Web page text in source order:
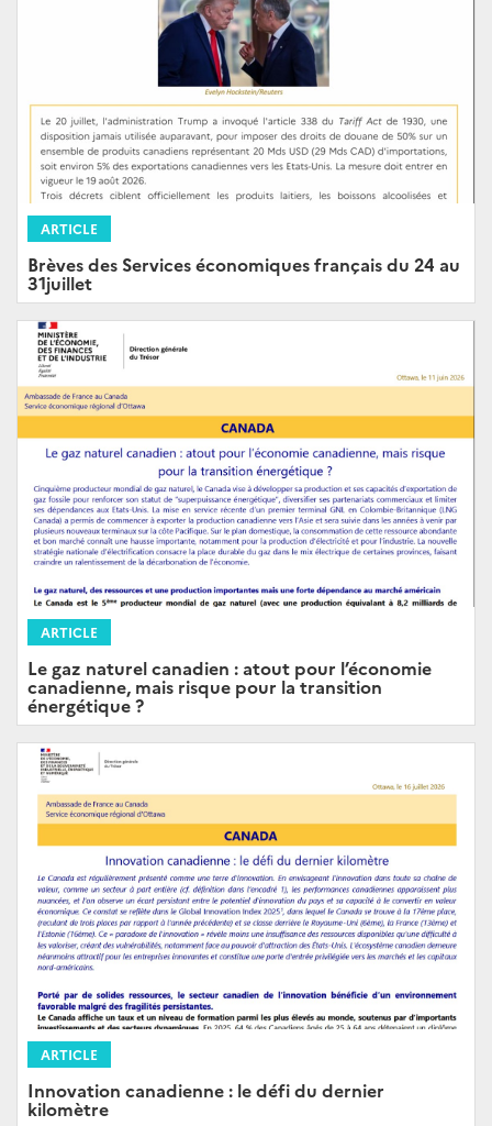
ARTICLE
Brèves des Services économiques français du 24 au
31juillet
ARTICLE
Le gaz naturel canadien : atout pour l’économie
canadienne, mais risque pour la transition
énergétique ?
ARTICLE
Innovation canadienne : le défi du dernier
kilomètre